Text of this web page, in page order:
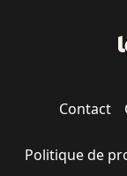
Contact
Politique de